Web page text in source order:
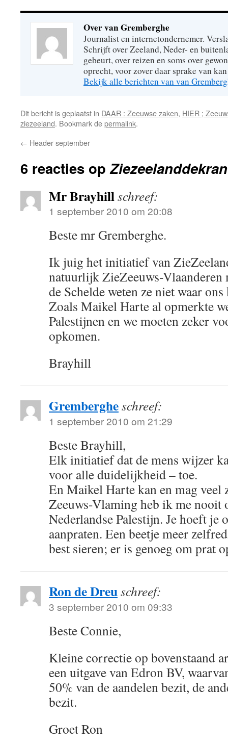
Over van Gremberghe
Journalist en internetondernemer.
Schrijft over Zeeland, Neder- en
gebeurt, over reizen en soms over
oprecht, voor zover daar sprake van
Bekijk alle berichten van van
Dit bericht is geplaatst in DAAR : Zeeuwse zaken, HIER ;
ziezeeland. Bookmark depermalink.
← Header september
6 reacties op
Mr Brayhillschreef:
1 september 2010 om 20:08
Beste mr Gremberghe.
Ik juig het initiatief van
natuurlijk ZieZeeuws-Vlaanderen
de Schelde weten ze niet waar
Zoals Maikel Harte al opmerkte
Palestijnen en we moeten zeker
opkomen.
Brayhill
Grembergheschreef:
1 september 2010 om 21:29
Beste Brayhill,
Elk initiatief dat de mens wijzer
voor alle duidelijkheid – toe.
En Maikel Harte kan en mag veel
Zeeuws-Vlaming heb ik me nooit
Nederlandse Palestijn. Je hoeft je
aanpraten. Een beetje meer
best sieren; er is genoeg om prat
Ron de Dreuschreef:
3 september 2010 om 09:33
Beste Connie,
Kleine correctie op bovenstaand
een uitgave van Edron BV,
50% van de aandelen bezit, de
bezit.
Groet Ron